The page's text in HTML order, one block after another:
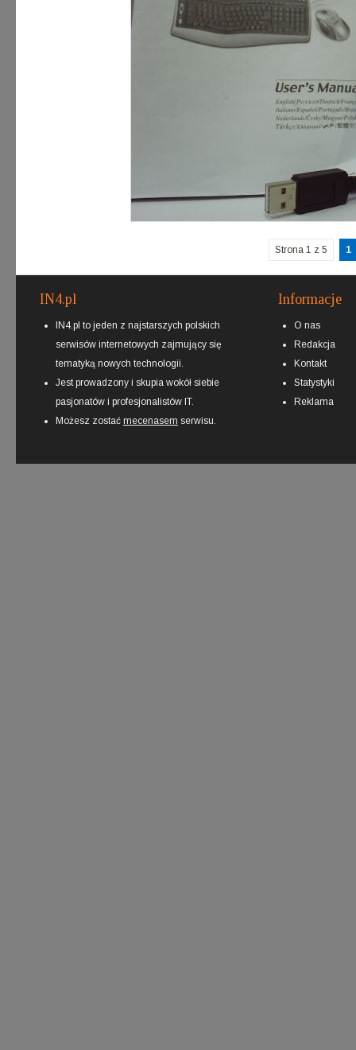
Strona 1 z 5 1
IN4.pl
IN4.pl to jeden z najstarszych polskich
serwisów internetowych zajmujący się
tematyką nowych technologii.
Jest prowadzony i skupia wokół siebie
pasjonatów i profesjonalistów IT.
Możesz zostać mecenasem serwisu.
Informacje
O nas
Redakcja
Kontakt
Statystyki
Reklama